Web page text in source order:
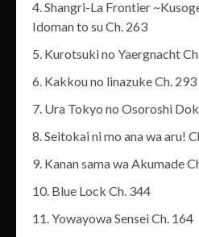
Shangri-La Frontier
Idoman to su Ch. 263
Kurotsuki no Yaergnacht
Kakkou no linazuke Ch. 293
Ura Tokyo no Osoroshi
Seitokai ni mo ana wa aru!
Kanan sama wa Akumade
Blue Lock Ch. 344
Yowayowa Sensei Ch. 164